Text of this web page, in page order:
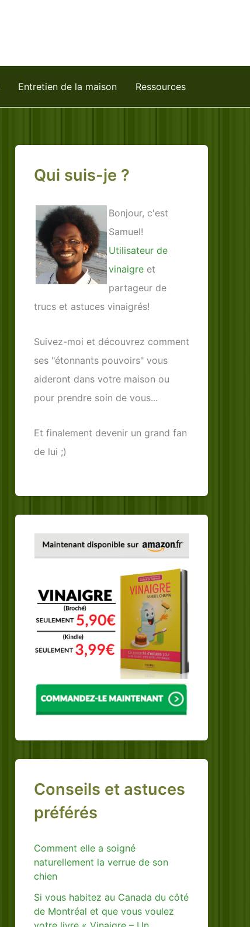
Entretien de la maison Ressources
Qui suis-je ?
Bonjour, c'est
Samuel!
Utilisateur de
vinaigre et
partageur de
trucs et astuces vinaigrés!
Suivez-moi et découvrez comment
ses "étonnants pouvoirs" vous
aideront dans votre maison ou
pour prendre soin de vous...
Et finalement devenir un grand fan
de lui ;)
Conseils et astuces
préférés
Comment elle a soigné
naturellement la verrue de son
chien
Si vous habitez au Canada du côté
de Montréal et que vous voulez